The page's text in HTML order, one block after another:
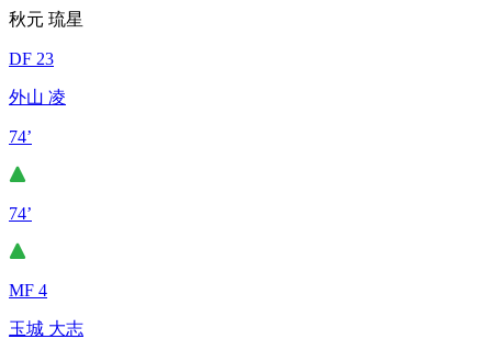
秋元 琉星
DF 23
外山 凌
74’
74’
MF 4
玉城 大志